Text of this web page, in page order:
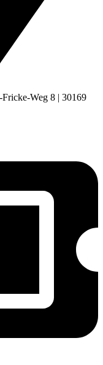
Weg 8 | 30169